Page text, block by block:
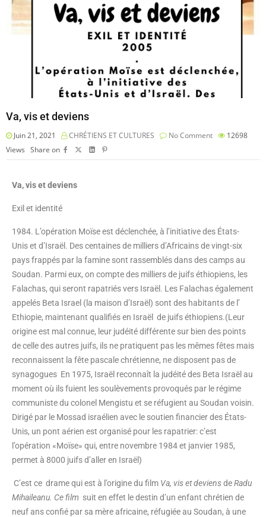
Va, vis et deviens
Juin 21, 2021 CHRÉTIENS ET CULTURES No Comment
12698
Views Share on
Va, vis et deviens
Exil et identité
1984. L’opération Moïse est déclenchée, à l’initiative des États-
Unis et d’Israël. Des centaines de milliers d’Africains de vingt-six
pays frappés par la famine sont rassemblés dans des camps au
Soudan. Parmi eux, on compte des milliers de juifs éthiopiens, les
Falachas, qui seront rapatriés vers Israël. Les Falachas également
appelés Beta Israel (la maison d’Israël) sont des habitants de l’
Ethiopie, maintenant qualifiés en Israël de juifs éthiopiens.(Leur
origine est mal connue, leur judéité différente sur bien des points
de celle des autres juifs, ils ne pratiquent pas les mêmes fêtes mais
reconnaissent la fête pascale chrétienne, ne disposent pas de
synagogues En 1975, Israël reconnaît la judéité des Beta Israël au
moment où ils fuient les soulèvements provoqués par le régime
communiste du colonel Mengistu et se réfugient au Soudan voisin.
Dirigé par le Mossad israélien avec le soutien financier des États-
Unis, un pont aérien est organisé pour les rapatrier: c’est
l’opération «Moïse» qui, entre novembre 1984 et janvier 1985,
permet à 8000 juifs d’aller en Israël)
C’est ce drame qui est à l’origine du film Va, vis et deviensdeRadu
Mihaileanu. Ce film suit en effet le destin d’un enfant chrétien de
neuf ans confié par sa mère africaine, réfugiée au Soudan, à une